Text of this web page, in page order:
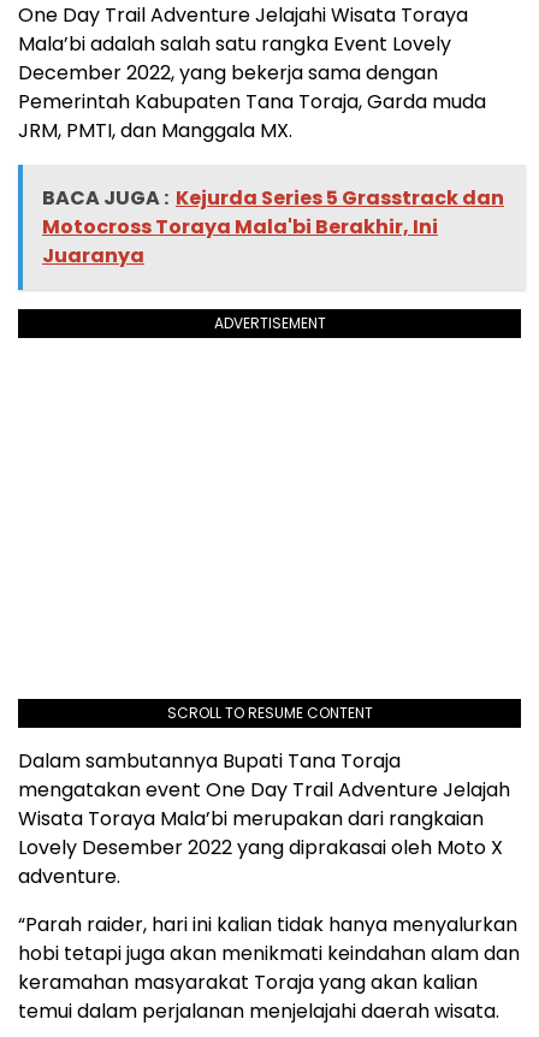
One Day Trail Adventure Jelajahi Wisata Toraya
Mala’bi adalah salah satu rangka Event Lovely
December 2022, yang bekerja sama dengan
Pemerintah Kabupaten Tana Toraja, Garda muda
JRM, PMTI, dan Manggala MX.
BACA JUGA : Kejurda Series 5 Grasstrack dan
Motocross Toraya Mala'bi Berakhir, Ini
Juaranya
ADVERTISEMENT
SCROLL TO RESUME CONTENT
Dalam sambutannya Bupati Tana Toraja
mengatakan event One Day Trail Adventure Jelajah
Wisata Toraya Mala’bi merupakan dari rangkaian
Lovely Desember 2022 yang diprakasai oleh Moto X
adventure.
“Parah raider, hari ini kalian tidak hanya menyalurkan
hobi tetapi juga akan menikmati keindahan alam dan
keramahan masyarakat Toraja yang akan kalian
temui dalam perjalanan menjelajahi daerah wisata.